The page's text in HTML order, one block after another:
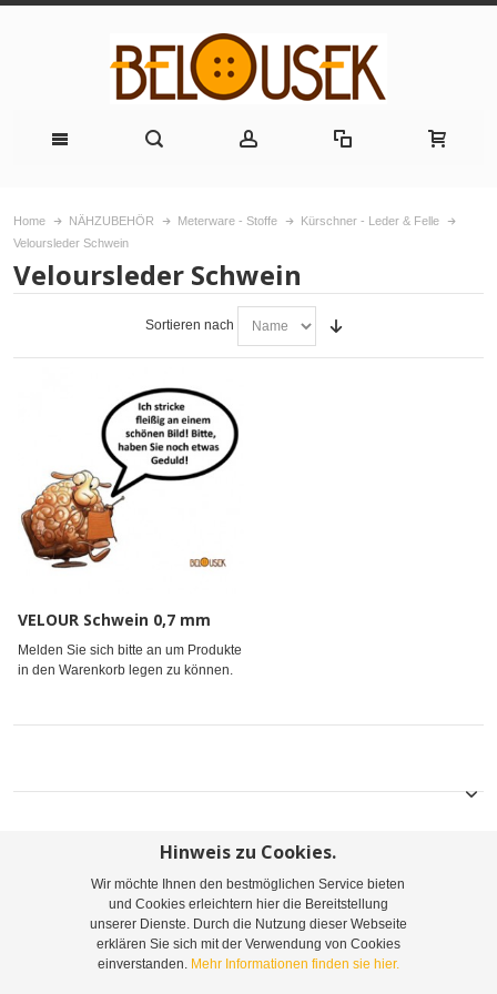
Home NÄHZUBEHÖR Meterware - Stoffe
Kürschner - Leder & Felle
Veloursleder Schwein
Veloursleder Schwein
Sortieren nach
VELOUR Schwein 0,7 mm
Melden Sie sich bitte an um Produkte
in den Warenkorb legen zu können.
Sitemap Suchbegriffe Erweiterte Suche
Bestellungen und Rücksendungen Kontaktieren Sie uns
Hinweis zu Cookies.
Wir möchte Ihnen den bestmöglichen Service bieten
und Cookies erleichtern hier die Bereitstellung
unserer Dienste. Durch die Nutzung dieser Webseite
erklären Sie sich mit der Verwendung von Cookies
einverstanden. Mehr Informationen finden sie hier.